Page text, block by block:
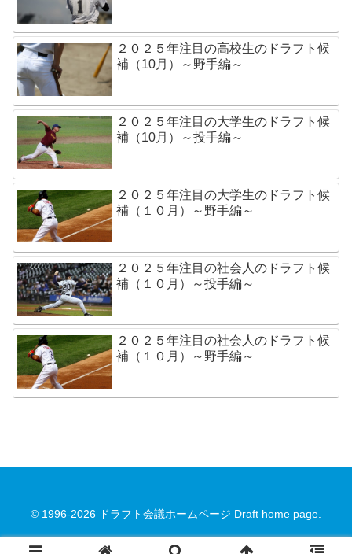
２０２５年注目の高校生のドラフト候
補（10月）～野手編～
２０２５年注目の大学生のドラフト候
補（10月）～投手編～
２０２５年注目の大学生のドラフト候
補（１０月）～野手編～
２０２５年注目の社会人のドラフト候
補（１０月）～投手編～
２０２５年注目の社会人のドラフト候
補（１０月）～野手編～
© 1996-2026 ドラフト会議ホームページ Draft home page.